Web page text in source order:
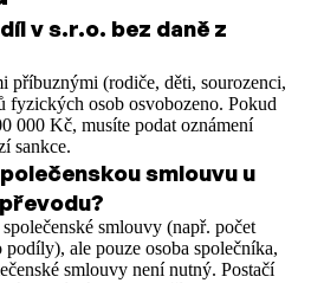
v s.r.o. bez daně z
příbuznými (rodiče, děti, sourozenci,
fyzických osob osvobozeno. Pokud
000 Kč, musíte podat oznámení
sankce.
smlouvu u
smlouvy (např. počet
ale pouze osoba společníka,
smlouvy není nutný. Postačí